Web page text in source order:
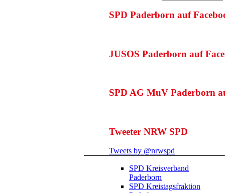
SPD Paderborn auf
JUSOS Paderborn auf
SPD AG MuV Paderborn
Tweeter NRW SPD
Tweets by @nrwspd
SPD Kreisverband
Paderborn
SPD Kreistagsfraktion